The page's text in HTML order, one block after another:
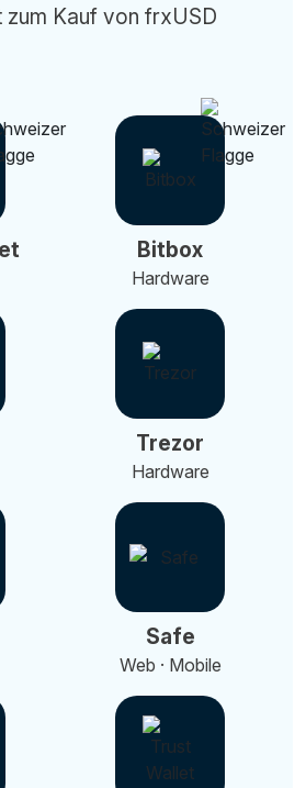
zum Kauf von frxUSD
Bitbox
Hardware
Trezor
Hardware
Safe
Web · Mobile